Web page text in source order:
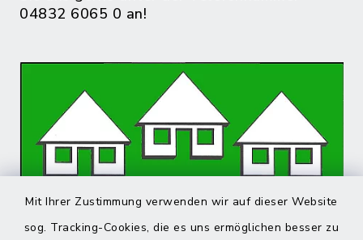
Mit Ihrer Zustimmung verwenden wir auf dieser Website
sog. Tracking-Cookies, die es uns ermöglichen besser zu
04832 6065 0 an!